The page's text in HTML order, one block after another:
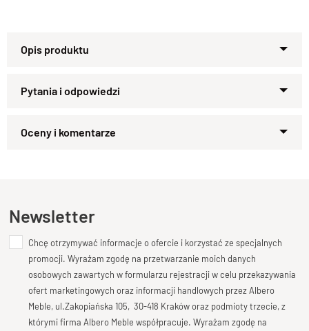
Materiał
Wykończenie
Długość
od 90 - 180 cm
Wysokość
76 cm
Głębokość
od 50 cm
Zapytaj o produkt
Dodaj opinię o produkcie
Twoja ocena
Bardzo dobry
Twoja opinia o produkcie
Newsletter
Chcę otrzymywać informacje o ofercie i korzystać ze specjalnych
promocji. Wyrażam zgodę na przetwarzanie moich danych
osobowych zawartych w formularzu rejestracji w celu przekazywania
ofert marketingowych oraz informacji handlowych przez Albero
Meble, ul.Zakopiańska 105, 30-418 Kraków oraz podmioty trzecie, z
którymi firma Albero Meble współpracuje. Wyrażam zgodę na